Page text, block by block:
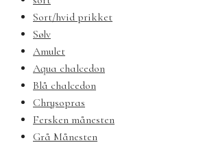
Sort/hvid prikket
Sølv
Amulet
Aqua chalcedon
Blå chalcedon
Chrysopras
Fersken månesten
Grå Månesten